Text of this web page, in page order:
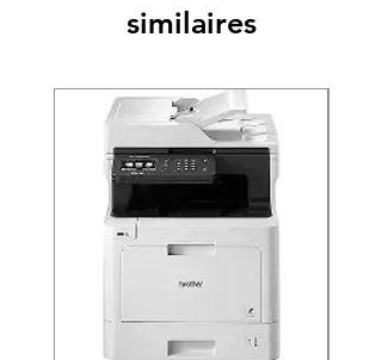
similaires